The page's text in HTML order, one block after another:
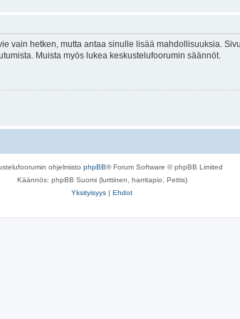
vain hetken, mutta antaa sinulle lisää mahdollisuuksia.
Muista myös lukea keskustelufoorumin säännöt.
ohjelmisto phpBB® Forum Software © phpBB Limited
Käännös: phpBB Suomi (lurttinen, harritapio, Pettis)
Yksityisyys | Ehdot